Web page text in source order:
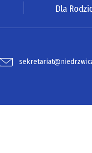
Dla